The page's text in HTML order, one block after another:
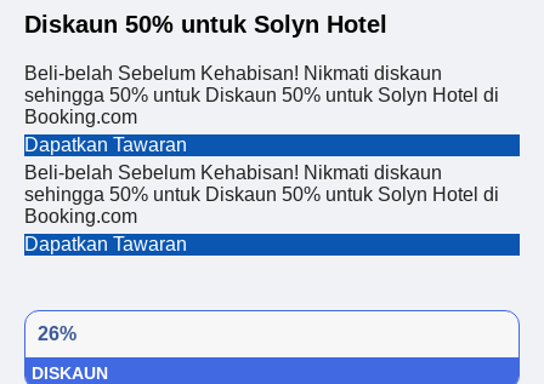
Diskaun 50% untuk Solyn Hotel
Beli-belah Sebelum Kehabisan! Nikmati diskaun
sehingga 50% untuk Diskaun 50% untuk Solyn Hotel di
Booking.com
Dapatkan Tawaran
Beli-belah Sebelum Kehabisan! Nikmati diskaun
sehingga 50% untuk Diskaun 50% untuk Solyn Hotel di
Booking.com
Dapatkan Tawaran
26%
DISKAUN